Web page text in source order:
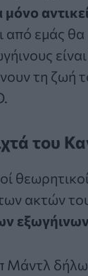
από εμάς
τη ζωή
του
ακτών
Μάντλ